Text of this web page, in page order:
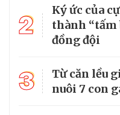
2
Ký ức của
thành “tấm
đồng đội
3
Từ căn lều
nuôi 7 con